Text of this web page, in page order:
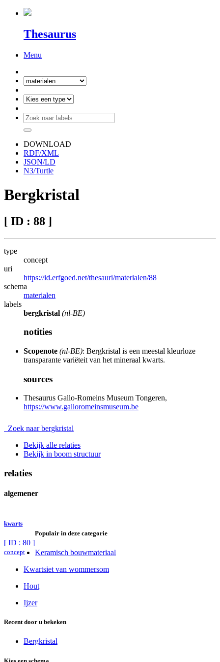
Thesaurus
Menu
DOWNLOAD
RDF/XML
JSON/LD
N3/Turtle
Bergkristal
[ ID : 88 ]
type
concept
uri
https://id.erfgoed.net/thesauri/materialen/88
schema
materialen
labels
bergkristal (nl-BE)
notities
Scopenote (nl-BE): Bergkristal is een meestal kleurloze
transparante variëteit van het mineraal kwarts.
sources
Thesaurus Gallo-Romeins Museum Tongeren,
https://www.galloromeinsmuseum.be
Zoek naar bergkristal
Bekijk alle relaties
Bekijk in boom structuur
relaties
algemener
kwarts
[ ID : 80 ]
concept
Populair in deze categorie
Keramisch bouwmateriaal
Kwartsiet van wommersom
Hout
Ijzer
Recent door u bekeken
Bergkristal